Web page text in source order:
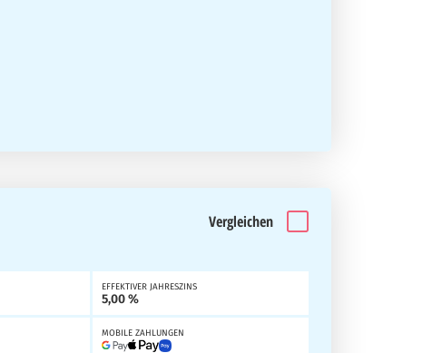
Vergleichen
EFFEKTIVER JAHRESZINS
5,00 %
MOBILE ZAHLUNGEN